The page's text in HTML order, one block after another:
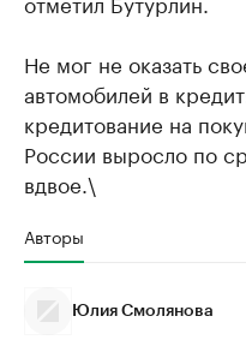
Не мог не оказать
автомобилей в
кредитование на
России выросло по
вдвое.\
Авторы
Юлия Смолянова